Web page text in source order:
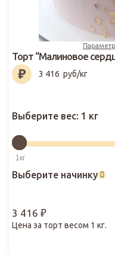
Торт “Малиновое
3 416 руб/кг
Выберите вес: 1 кг
Выберите начинку
3 416 ₽
Цена за торт весом 1 кг.